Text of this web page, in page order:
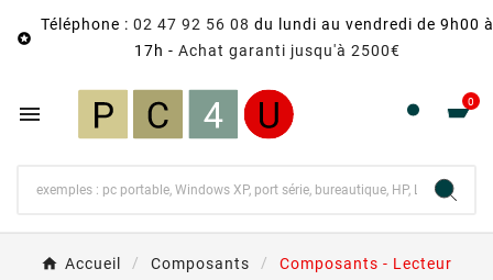

Téléphone : 02 47 92 56 08 du lundi au vendredi de 9h00 à
17h - Achat garanti jusqu'à 2500€
 0
Accueil Composants
Composants - Lecteur